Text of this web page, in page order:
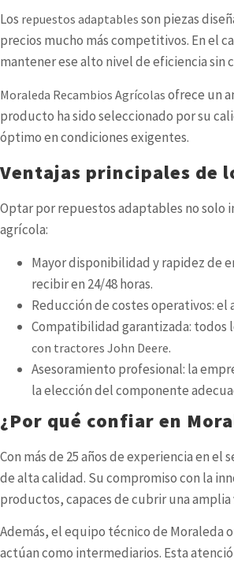
Los repuestos adaptables son piezas
precios mucho más competitivos. En el
mantener ese alto nivel de eficiencia
Moraleda Recambios Agrícolas ofrece un
producto ha sido seleccionado por su
óptimo en condiciones exigentes.
Ventajas principales de
Optar por repuestos adaptables no solo
agrícola:
Mayor disponibilidad y rapidez de
recibir en 24/48 horas.
Reducción de costes operativos: el
Compatibilidad garantizada: todos
con tractores John Deere.
Asesoramiento profesional: la
la elección del componente
¿Por qué confiar en
Con más de 25 años de experiencia en el
de alta calidad. Su compromiso con la
productos, capaces de cubrir una
Además, el equipo técnico de Moraleda
actúan como intermediarios. Esta